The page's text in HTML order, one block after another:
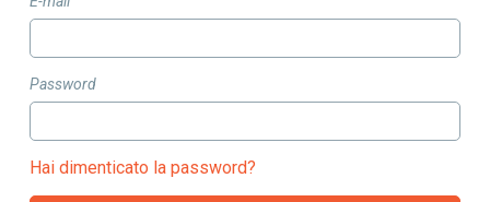
Password
Hai dimenticato la password?